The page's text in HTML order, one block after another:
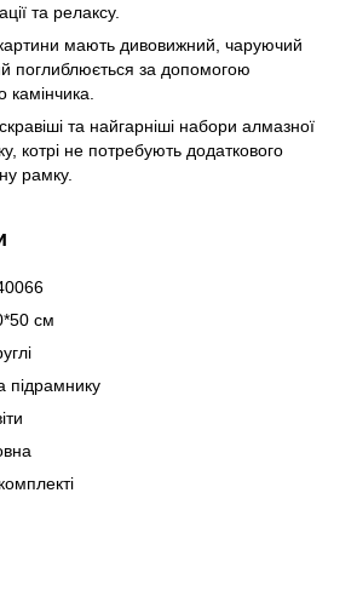
та релаксу.
мають дивовижний, чаруючий
поглиблюється за допомогою
та найгарніші набори алмазної
котрі не потребують додаткового
рамку.
см
підрамнику